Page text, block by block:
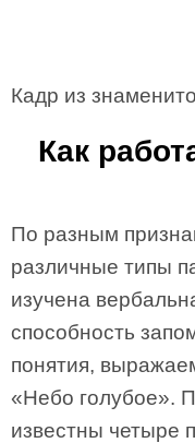
Кадр из
Как
По разным
различные типы
изучена
способность
понятия,
«Небо голубое».
известны четыре